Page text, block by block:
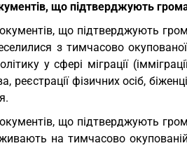
що підтверджують
що підтверджують
з тимчасово
у сфері міграції
реєстрації фізичних осіб,
що підтверджують
на тимчасово